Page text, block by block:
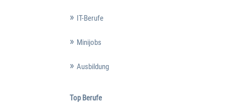
IT-Berufe
Minijobs
Ausbildung
Top Berufe